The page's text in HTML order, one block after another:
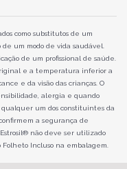
como substitutos de um
um modo de vida saudável.
de um profissional de saúde.
e a temperatura inferior a
e da visão das crianças. O
alergia e quando
um dos constituintes da
a segurança de
não deve ser utilizado
Folheto Incluso na embalagem.